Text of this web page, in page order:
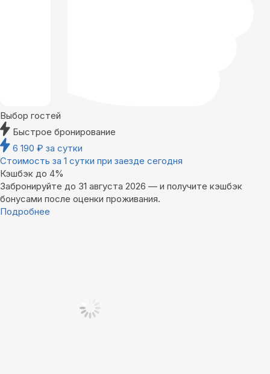
Выбор гостей
Быстрое бронирование
6 190 ₽ за сутки
Стоимость за 1 сутки при заезде сегодня
Кэшбэк до 4%
Забронируйте до 31 августа 2026 — и получите кэшбэк
бонусами после оценки проживания.
Подробнее